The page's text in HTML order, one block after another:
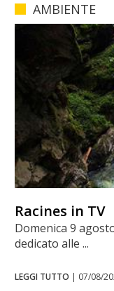
AMBIENTE
Racines in TV
Domenica 9
dedicato alle ...
LEGGI TUTTO | 07/08/